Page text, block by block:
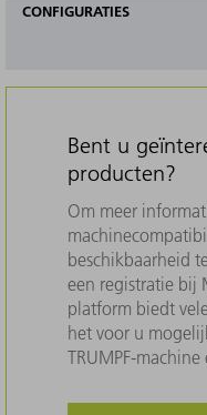
CONFIGURATIES
Bent u
producten?
Om meer
beschikbaarheid
een registratie bij
platform biedt
het voor u
TRUMPF-